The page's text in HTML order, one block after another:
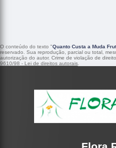
O conteúdo do texto "Quanto Custa a Muda
reservado. Sua reprodução, parcial ou total,
autorização do autor. Crime de violação de
9610/98 - Lei de direitos autorais